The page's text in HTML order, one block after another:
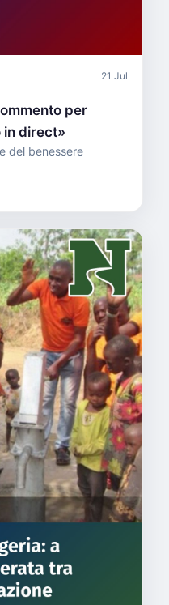
21 Jul
per
in direct»
del benessere